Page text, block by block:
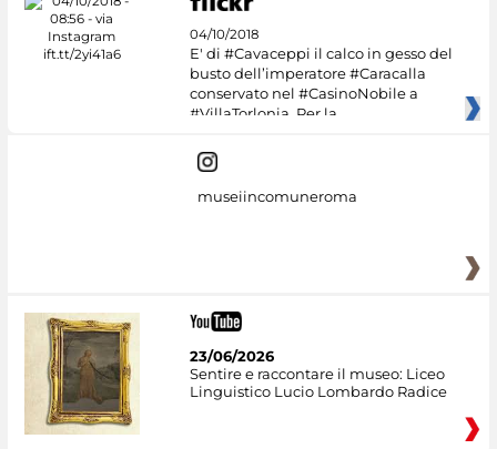
04/10/2018
E' di #Cavaceppi il calco in gesso del
busto dell’imperatore #Caracalla
conservato nel #CasinoNobile a
#VillaTorlonia. Per la
museiincomuneroma
23/06/2026
Sentire e raccontare il museo: Liceo
Linguistico Lucio Lombardo Radice